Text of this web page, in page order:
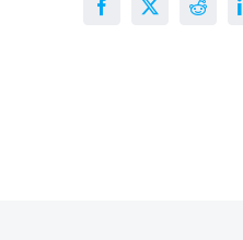
Facebook
X Reddit